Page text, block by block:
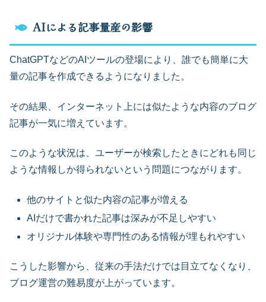
AIによる記事量産の影響
ChatGPTなどのAIツールの登場により、誰でも簡単に大
量の記事を作成できるようになりました。
その結果、インターネット上には似たような内容のブログ
記事が一気に増えています。
このような状況は、ユーザーが検索したときにどれも同じ
ような情報しか得られないという問題につながります。
他のサイトと似た内容の記事が増える
AIだけで書かれた記事は深みが不足しやすい
オリジナル体験や専門性のある情報が埋もれやすい
こうした影響から、従来の手法だけでは目立てなくなり、
ブログ運営の難易度が上がっています。